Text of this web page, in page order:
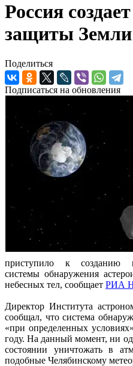
Россия
защиты Земли
Поделиться
Подписаться на обновления
приступило к созданию
системы обнаружения
небесных тел, сообщает РИА
Директор Института
сообщал, что система
«при определенных
году. На данный момент, ни
состоянии уничтожать в
подобные Челябинскому